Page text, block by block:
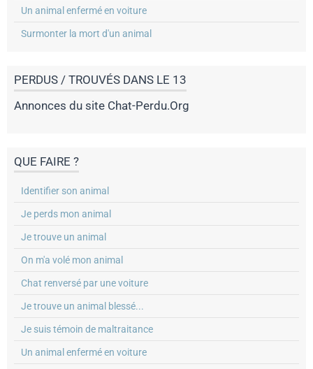
Un animal enfermé en voiture
Surmonter la mort d'un animal
PERDUS / TROUVÉS DANS LE 13
Annonces du site Chat-Perdu.Org
QUE FAIRE ?
Identifier son animal
Je perds mon animal
Je trouve un animal
On m'a volé mon animal
Chat renversé par une voiture
Je trouve un animal blessé...
Je suis témoin de maltraitance
Un animal enfermé en voiture